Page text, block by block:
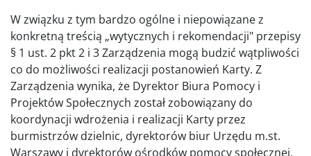
W związku z tym bardzo ogólne i niepowiązane z
konkretną treścią „wytycznych i rekomendacji" przepisy
§ 1 ust. 2 pkt 2 i 3 Zarządzenia mogą budzić wątpliwości
co do możliwości realizacji postanowień Karty. Z
Zarządzenia wynika, że Dyrektor Biura Pomocy i
Projektów Społecznych został zobowiązany do
koordynacji wdrożenia i realizacji Karty przez
burmistrzów dzielnic, dyrektorów biur Urzędu m.st.
Warszawy i dyrektorów ośrodków pomocy społecznej,